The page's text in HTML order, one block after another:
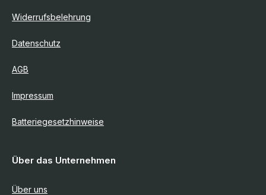
Widerrufsbelehrung
Datenschutz
AGB
Impressum
Batteriegesetzhinweise
Über das Unternehmen
Über uns